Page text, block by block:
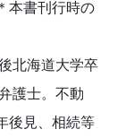
本書刊行時の
北海道大学卒
護士。不動
後見、相続等